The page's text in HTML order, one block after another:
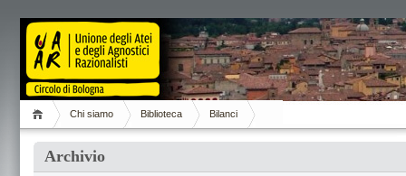
Chi siamo Biblioteca Bilanci
Archivio